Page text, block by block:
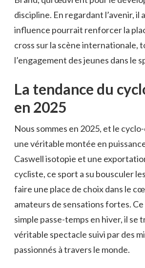
discipline. En regardant l’avenir, il
influence pourrait renforcer la
cross sur la scène internationale,
l’engagement des jeunes dans le
La tendance du
en 2025
Nous sommes en 2025, et le
une véritable montée en
Caswell isotopie et une
cycliste, ce sport a su bousculer
faire une place de choix dans le
amateurs de sensations fortes. Ce
simple passe-temps en hiver, il se
véritable spectacle suivi par des
passionnés à travers le monde.